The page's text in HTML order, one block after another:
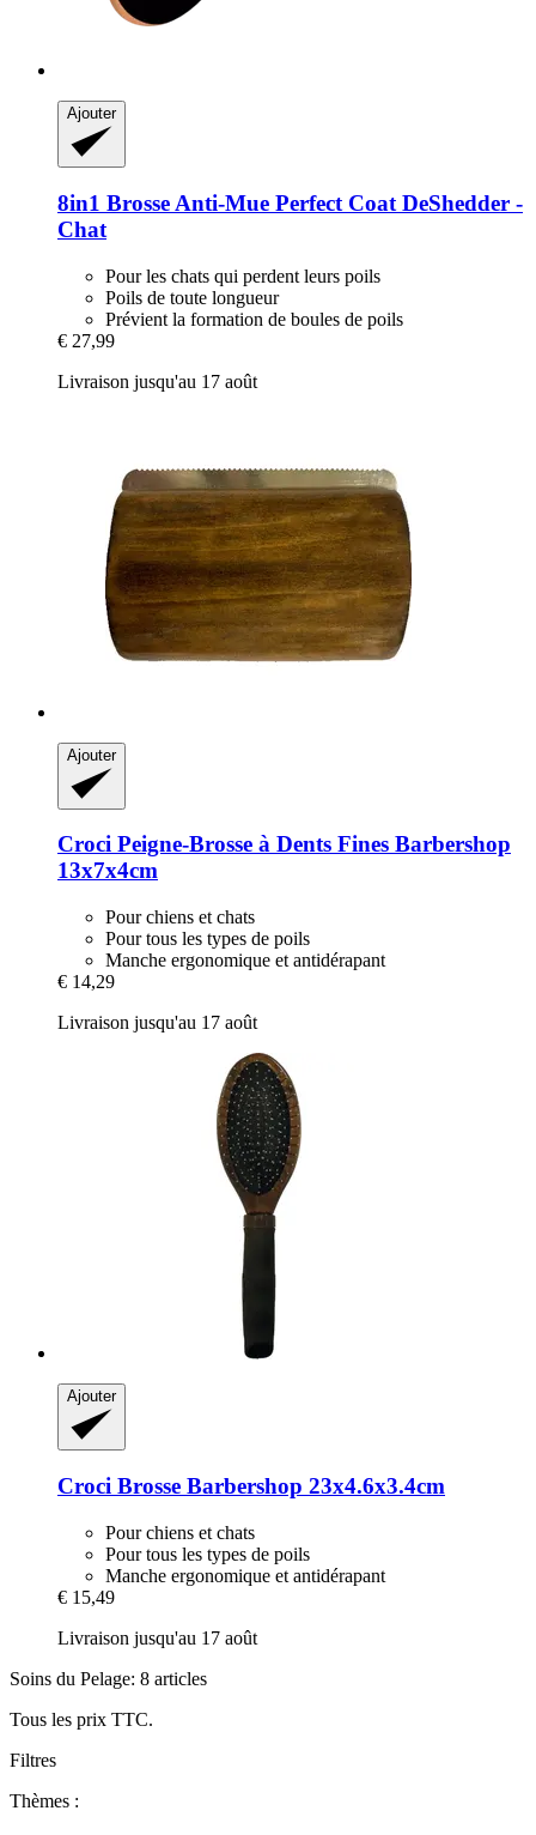
Ajouter
8in1 Brosse Anti-​Mue Perfect Coat DeShedder -​
Chat
Pour les chats qui perdent leurs poils
Poils de toute longueur
Prévient la formation de boules de poils
€ 27,99
Livraison jusqu'au 17 août
Ajouter
Croci Peigne-​Brosse à Dents Fines Barbershop
13x7x4cm
Pour chiens et chats
Pour tous les types de poils
Manche ergonomique et antidérapant
€ 14,29
Livraison jusqu'au 17 août
Ajouter
Croci Brosse Barbershop 23x4.6x3.4cm
Pour chiens et chats
Pour tous les types de poils
Manche ergonomique et antidérapant
€ 15,49
Livraison jusqu'au 17 août
Soins du Pelage: 8 articles
Tous les prix TTC.
Filtres
Thèmes :